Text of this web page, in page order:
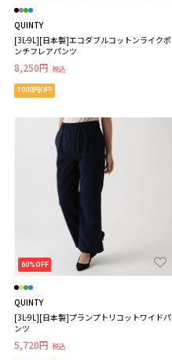
QUINTY
[3L-9L][日本製]エコダブルコットンライクポ
ンチフレアパンツ
8,250円 税込
1000円OFF
60%OFF
QUINTY
[3L-9L][日本製]プランプトリコットワイドパ
ンツ
5,720円 税込